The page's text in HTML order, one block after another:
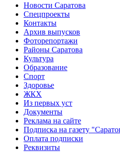
Новости Саратова
Спецпроекты
Контакты
Архив выпусков
Фоторепортажи
Районы Саратова
Культура
Образование
Спорт
Здоровье
ЖКХ
Из пеpвых уст
Документы
Реклама на сайте
Подписка на газету
Оплата подписки
Реквизиты